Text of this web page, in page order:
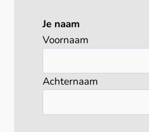
Je naam
Voornaam
Achternaam